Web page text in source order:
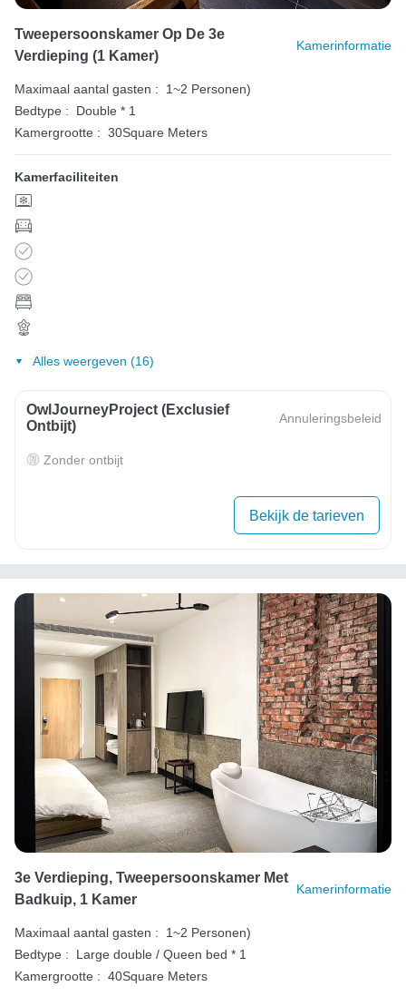
Tweepersoonskamer Op De 3e
Verdieping (1 Kamer)
Kamerinformatie
Maximaal aantal gasten :
1~2 Personen)
Bedtype :
Double * 1
Kamergrootte : 30Square Meters
Kamerfaciliteiten
Alles weergeven (16)
OwlJourneyProject (exclusief
Ontbijt)
Annuleringsbeleid
Zonder ontbijt
Bekijk de tarieven
3e Verdieping, Tweepersoonskamer Met
Badkuip, 1 Kamer
Kamerinformatie
Maximaal aantal gasten :
1~2 Personen)
Bedtype :
Large double / Queen bed * 1
Kamergrootte : 40Square Meters